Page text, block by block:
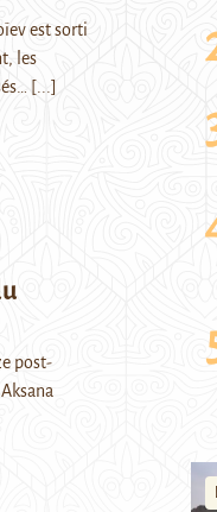
est sorti
les
[...]
post-